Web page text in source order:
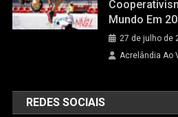
Mundo Em
27 de julho de
Acrelândia Ao
REDES SOCIAIS